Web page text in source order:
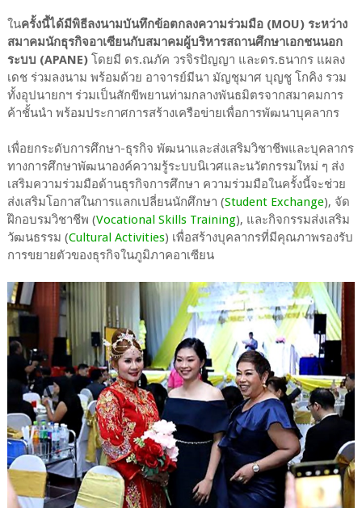
ในครั้งนี้ได้มีพิธีลงนามบันทึกข้อตกลงความร่วมมือ (MOU) ระหว่าง
สมาคมนักธุรกิจอาเซียนกับสมาคมผู้บริหารสถานศึกษาเอกชนนอก
ระบบ (APANE) โดยมี ดร.ณภัค วรจิรปัญญา และดร.ธนากร แผลง
เดช ร่วมลงนาม พร้อมด้วย อาจารย์มีนา มัญชุมาศ บุญชู โกคิง รวม
ทั้งอุปนายกฯ ร่วมเป็นสักขีพยานท่ามกลางพันธมิตรจากสมาคมการ
ค้าชั้นนำ พร้อมประกาศการสร้างเครือข่ายเพื่อการพัฒนาบุคลากร
เพื่อยกระดับการศึกษา-ธุรกิจ พัฒนาและส่งเสริมวิชาชีพและบุคลากร
ทางการศึกษาพัฒนาองค์ความรู้ระบบนิเวศและนวัตกรรมใหม่ ๆ ส่ง
เสริมความร่วมมือด้านธุรกิจการศึกษา ความร่วมมือในครั้งนี้จะช่วย
ส่งเสริมโอกาสในการแลกเปลี่ยนนักศึกษา (Student Exchange), จัด
ฝึกอบรมวิชาชีพ (Vocational Skills Training), และกิจกรรมส่งเสริม
วัฒนธรรม (Cultural Activities) เพื่อสร้างบุคลากรที่มีคุณภาพรองรับ
การขยายตัวของธุรกิจในภูมิภาคอาเซียน